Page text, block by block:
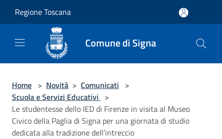
Regione Toscana
Comune di Signa
Home > Novità > Comunicati >
Scuola e Servizi Educativi >
Le studentesse dello IED di Firenze in visita al Museo
Civico della Paglia di Signa per una giornata di studio
dedicata alla tradizione dell’intreccio